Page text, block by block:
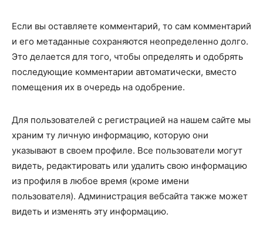
Если вы оставляете комментарий, то сам комментарий
и его метаданные сохраняются неопределенно долго.
Это делается для того, чтобы определять и одобрять
последующие комментарии автоматически, вместо
помещения их в очередь на одобрение.
Для пользователей с регистрацией на нашем сайте мы
храним ту личную информацию, которую они
указывают в своем профиле. Все пользователи могут
видеть, редактировать или удалить свою информацию
из профиля в любое время (кроме имени
пользователя). Администрация вебсайта также может
видеть и изменять эту информацию.